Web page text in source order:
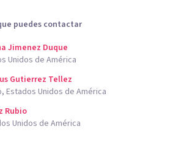
puedes contactar
Jimenez Duque
Unidos de América
Gutierrez Tellez
Estados Unidos de América
Rubio
Unidos de América